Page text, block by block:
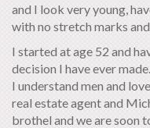
and I look very young,
with no stretch marks
I started at age 52 and
decision I have ever
I understand men and
real estate agent and
brothel and we are soon